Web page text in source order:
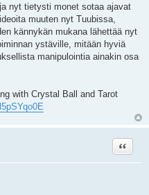
nyt tietysti monet sotaa ajavat
muuten nyt Tuubissa,
kännykän mukana lähettää nyt
ystäville, mitään hyviä
manipulointia ainakin osa
with Crystal Ball and Tarot
Lainaa